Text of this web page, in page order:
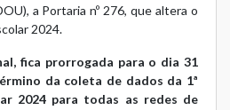
a Portaria nº 276, que altera o
2024.
fica prorrogada para o dia 31
da coleta de dados da 1ª
2024 para todas as redes de